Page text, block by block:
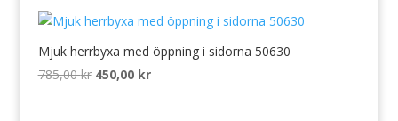
var:
970,00 kr.
är:
499,00 kr.
Mjuk herrbyxa med öppning i sidorna 50630
785,00kr Det
450,00 krDet